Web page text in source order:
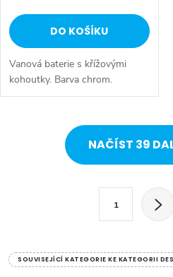
DO KOŠÍKU
Vanová baterie s křížovými
kohoutky. Barva chrom.
d
NAČÍST 39
á
1
SOUVISEJÍCÍ KATEGORIE KE KATEGORII